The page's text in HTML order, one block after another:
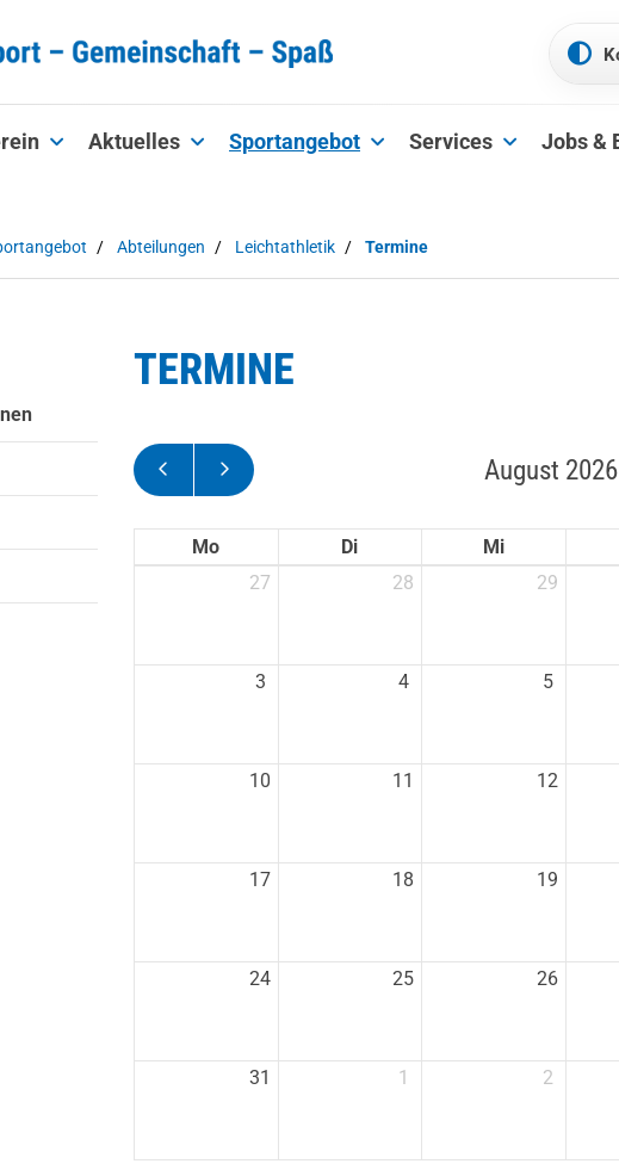
Aktuelles Sportangebot Services Jobs &
Abteilungen Leichtathletik Termine
TERMINE
August 2026
Mo Di Mi
27
28 29
3 4 5
10 11 12
17 18 19
24 25 26
31 1 2
Alles zur Mitgliedschaft
Fragen & Antworten